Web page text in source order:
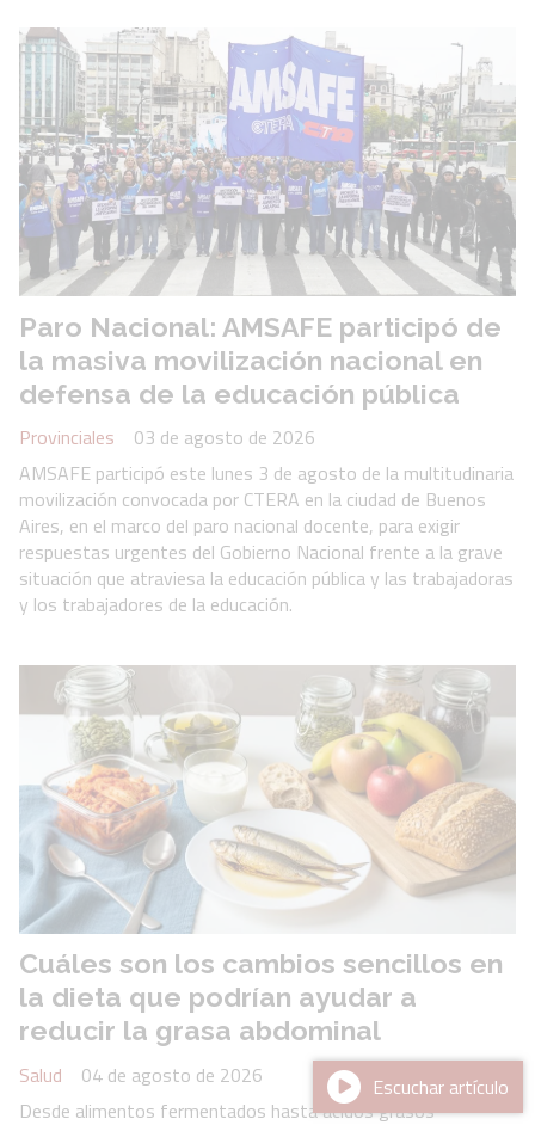
Paro Nacional: AMSAFE participó de
la masiva movilización nacional en
defensa de la educación pública
Provinciales
03 de agosto de 2026
AMSAFE participó este lunes 3 de agosto de la multitudinaria
movilización convocada por CTERA en la ciudad de Buenos
Aires, en el marco del paro nacional docente, para exigir
respuestas urgentes del Gobierno Nacional frente a la grave
situación que atraviesa la educación pública y las trabajadoras
y los trabajadores de la educación.
Cuáles son los cambios sencillos en
la dieta que podrían ayudar a
reducir la grasa abdominal
Salud
04 de agosto de 2026
Desde alimentos fermentados hasta ácidos grasos
Escuchar artículo